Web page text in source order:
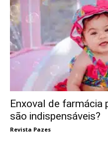
Enxoval de farmácia
são indispensáveis?
Revista Pazes